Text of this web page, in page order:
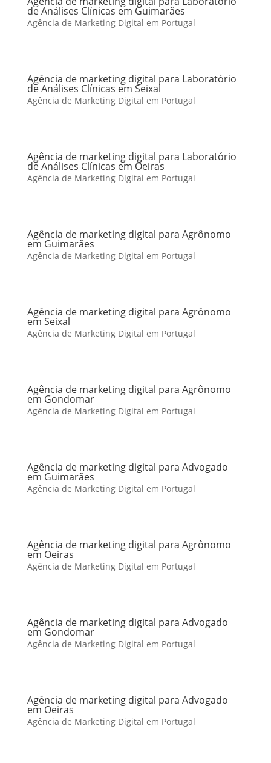
de Análises Clínicas em Guimarães
Agência de Marketing Digital em Portugal
Agência de marketing digital para Laboratório
de Análises Clínicas em Seixal
Agência de Marketing Digital em Portugal
Agência de marketing digital para Laboratório
de Análises Clínicas em Oeiras
Agência de Marketing Digital em Portugal
Agência de marketing digital para Agrônomo
em Guimarães
Agência de Marketing Digital em Portugal
Agência de marketing digital para Agrônomo
em Seixal
Agência de Marketing Digital em Portugal
Agência de marketing digital para Agrônomo
em Gondomar
Agência de Marketing Digital em Portugal
Agência de marketing digital para Advogado
em Guimarães
Agência de Marketing Digital em Portugal
Agência de marketing digital para Agrônomo
em Oeiras
Agência de Marketing Digital em Portugal
Agência de marketing digital para Advogado
em Gondomar
Agência de Marketing Digital em Portugal
Agência de marketing digital para Advogado
em Oeiras
Agência de Marketing Digital em Portugal